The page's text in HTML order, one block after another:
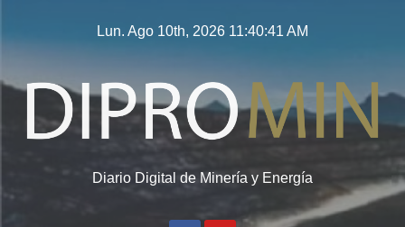
Lun. Ago 10th, 2026 11:40:41 AM
Diario Digital de Minería y Energía